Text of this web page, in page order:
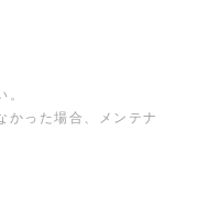
かった場合、メンテナ